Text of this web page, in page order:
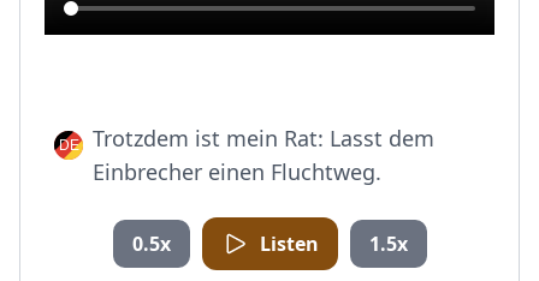
Trotzdem ist mein Rat: Lasst dem
Einbrecher einen Fluchtweg.
0.5x Listen 1.5x